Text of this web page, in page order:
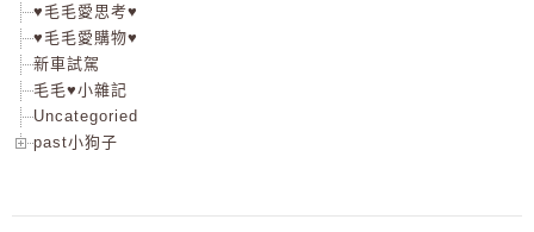
♥毛毛愛思考♥
♥毛毛愛購物♥
新車試駕
毛毛♥小雜記
Uncategoried
past小狗子